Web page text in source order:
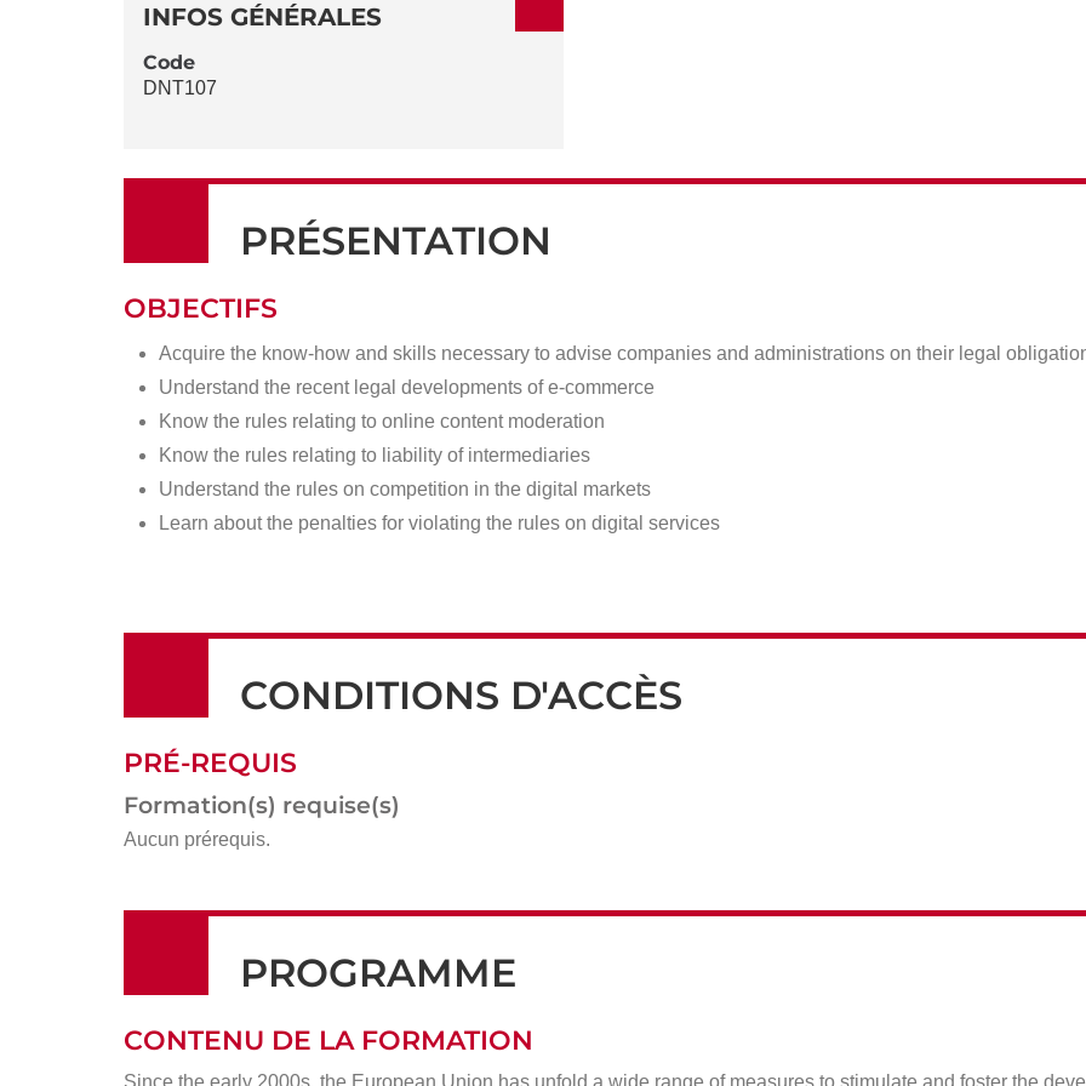
DE
LA
INFOS GÉNÉRALES
Code
DNT107
PRÉSENTATION
OBJECTIFS
Acquire the know-how and skills necessary to advise companies and administrations on their legal
Understand the recent legal developments of e-commerce
Know the rules relating to online content moderation
Know the rules relating to liability of intermediaries
Understand the rules on competition in the digital markets
Learn about the penalties for violating the rules on digital services
CONDITIONS D'ACCÈS
PRÉ-REQUIS
Formation(s) requise(s)
Aucun prérequis.
PROGRAMME
CONTENU DE LA FORMATION
Since the early 2000s, the European Union has unfold a wide range of measures to stimulate and foster the